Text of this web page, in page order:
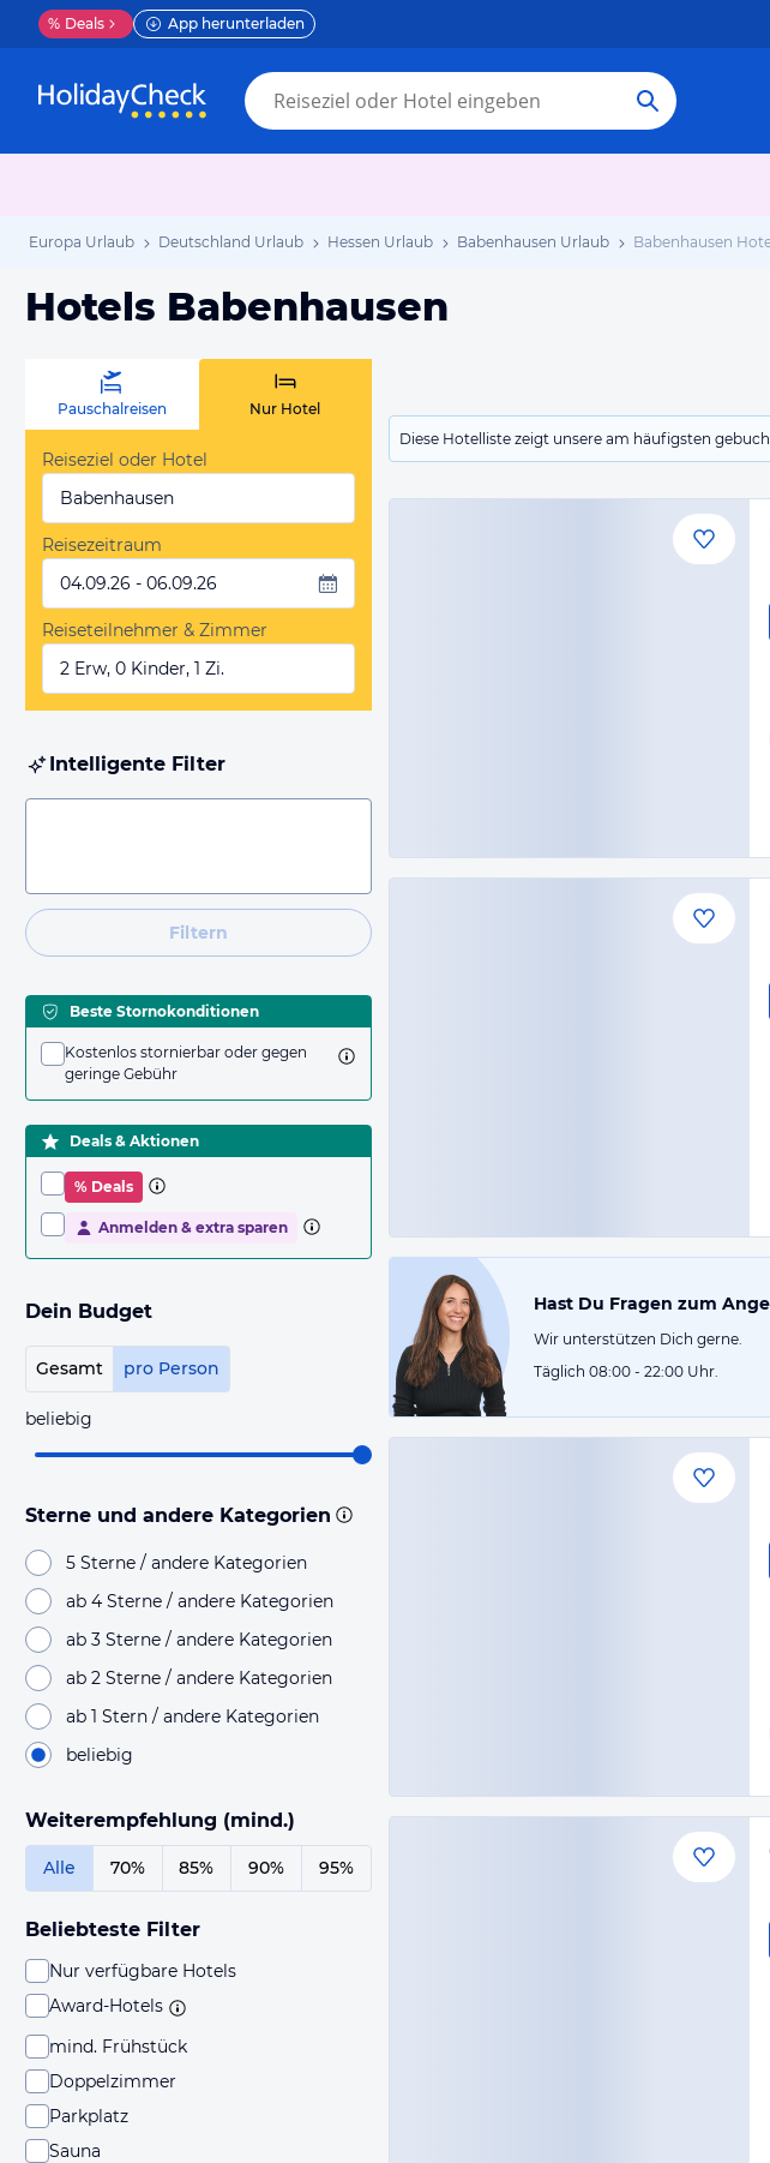
% Deals App herunterladen
Europa Urlaub Deutschland Urlaub Hessen Urlaub Babenhausen Urlaub Babenhausen
Hotels Babenhausen
Diese Hotelliste zeigt unsere am häufigsten
Pauschalreisen Nur Hotel
Reiseziel oder Hotel
Babenhausen
Reisezeitraum
04.09.26 - 06.09.26
Reiseteilnehmer & Zimmer
2 Erw, 0 Kinder, 1 Zi.
Intelligente Filter
Filtern
Beste Stornokonditionen
Kostenlos stornierbar oder gegen
geringe Gebühr
Deals & Aktionen
% Deals
Anmelden & extra sparen
Dein Budget
Gesamt pro Person
beliebig
Sterne und andere Kategorien
5 Sterne / andere Kategorien
ab 4 Sterne / andere Kategorien
ab 3 Sterne / andere Kategorien
ab 2 Sterne / andere Kategorien
ab 1 Stern / andere Kategorien
beliebig
Weiterempfehlung (mind.)
Alle 70% 85% 90% 95%
Beliebteste Filter
Nur verfügbare Hotels
Award-Hotels
mind. Frühstück
Doppelzimmer
Parkplatz
Sauna
Hast Du Fragen zum
Wir unterstützen Dich gerne.
Täglich 08:00 - 22:00 Uhr.